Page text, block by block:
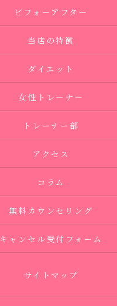
ビフォーアフター
当店の特徴
ダイエット
女性トレーナー
トレーナー部
アクセス
コラム
無料カウンセリング
キャンセル受付フォーム
サイトマップ